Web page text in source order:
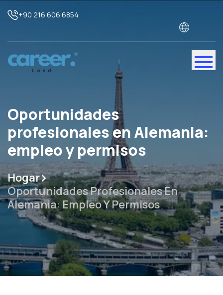
+90 216 606 6854
Oportunidades
profesionales en Alemania:
empleo y permisos
Hogar
Oportunidades Profesionales En
Alemania: Empleo Y Permisos